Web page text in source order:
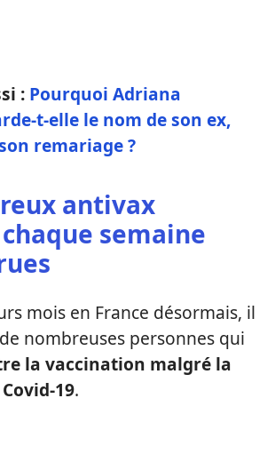
: Pourquoi Adriana
t-elle le nom de son ex,
remariage ?
antivax
semaine
mois en France désormais, il
nombreuses personnes qui
la vaccination malgré la
19.